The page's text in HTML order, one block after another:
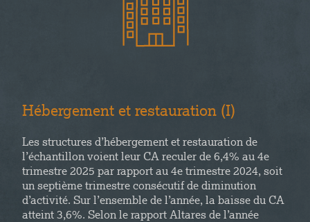
Hébergement et restauration (I)
Les structures d’hébergement et restauration de
l’échantillon voient leur CA reculer de 6,4% au 4e
trimestre 2025 par rapport au 4e trimestre 2024, soit
un septième trimestre consécutif de diminution
d’activité. Sur l’ensemble de l’année, la baisse du CA
atteint 3,6%. Selon le rapport Altares de l’année